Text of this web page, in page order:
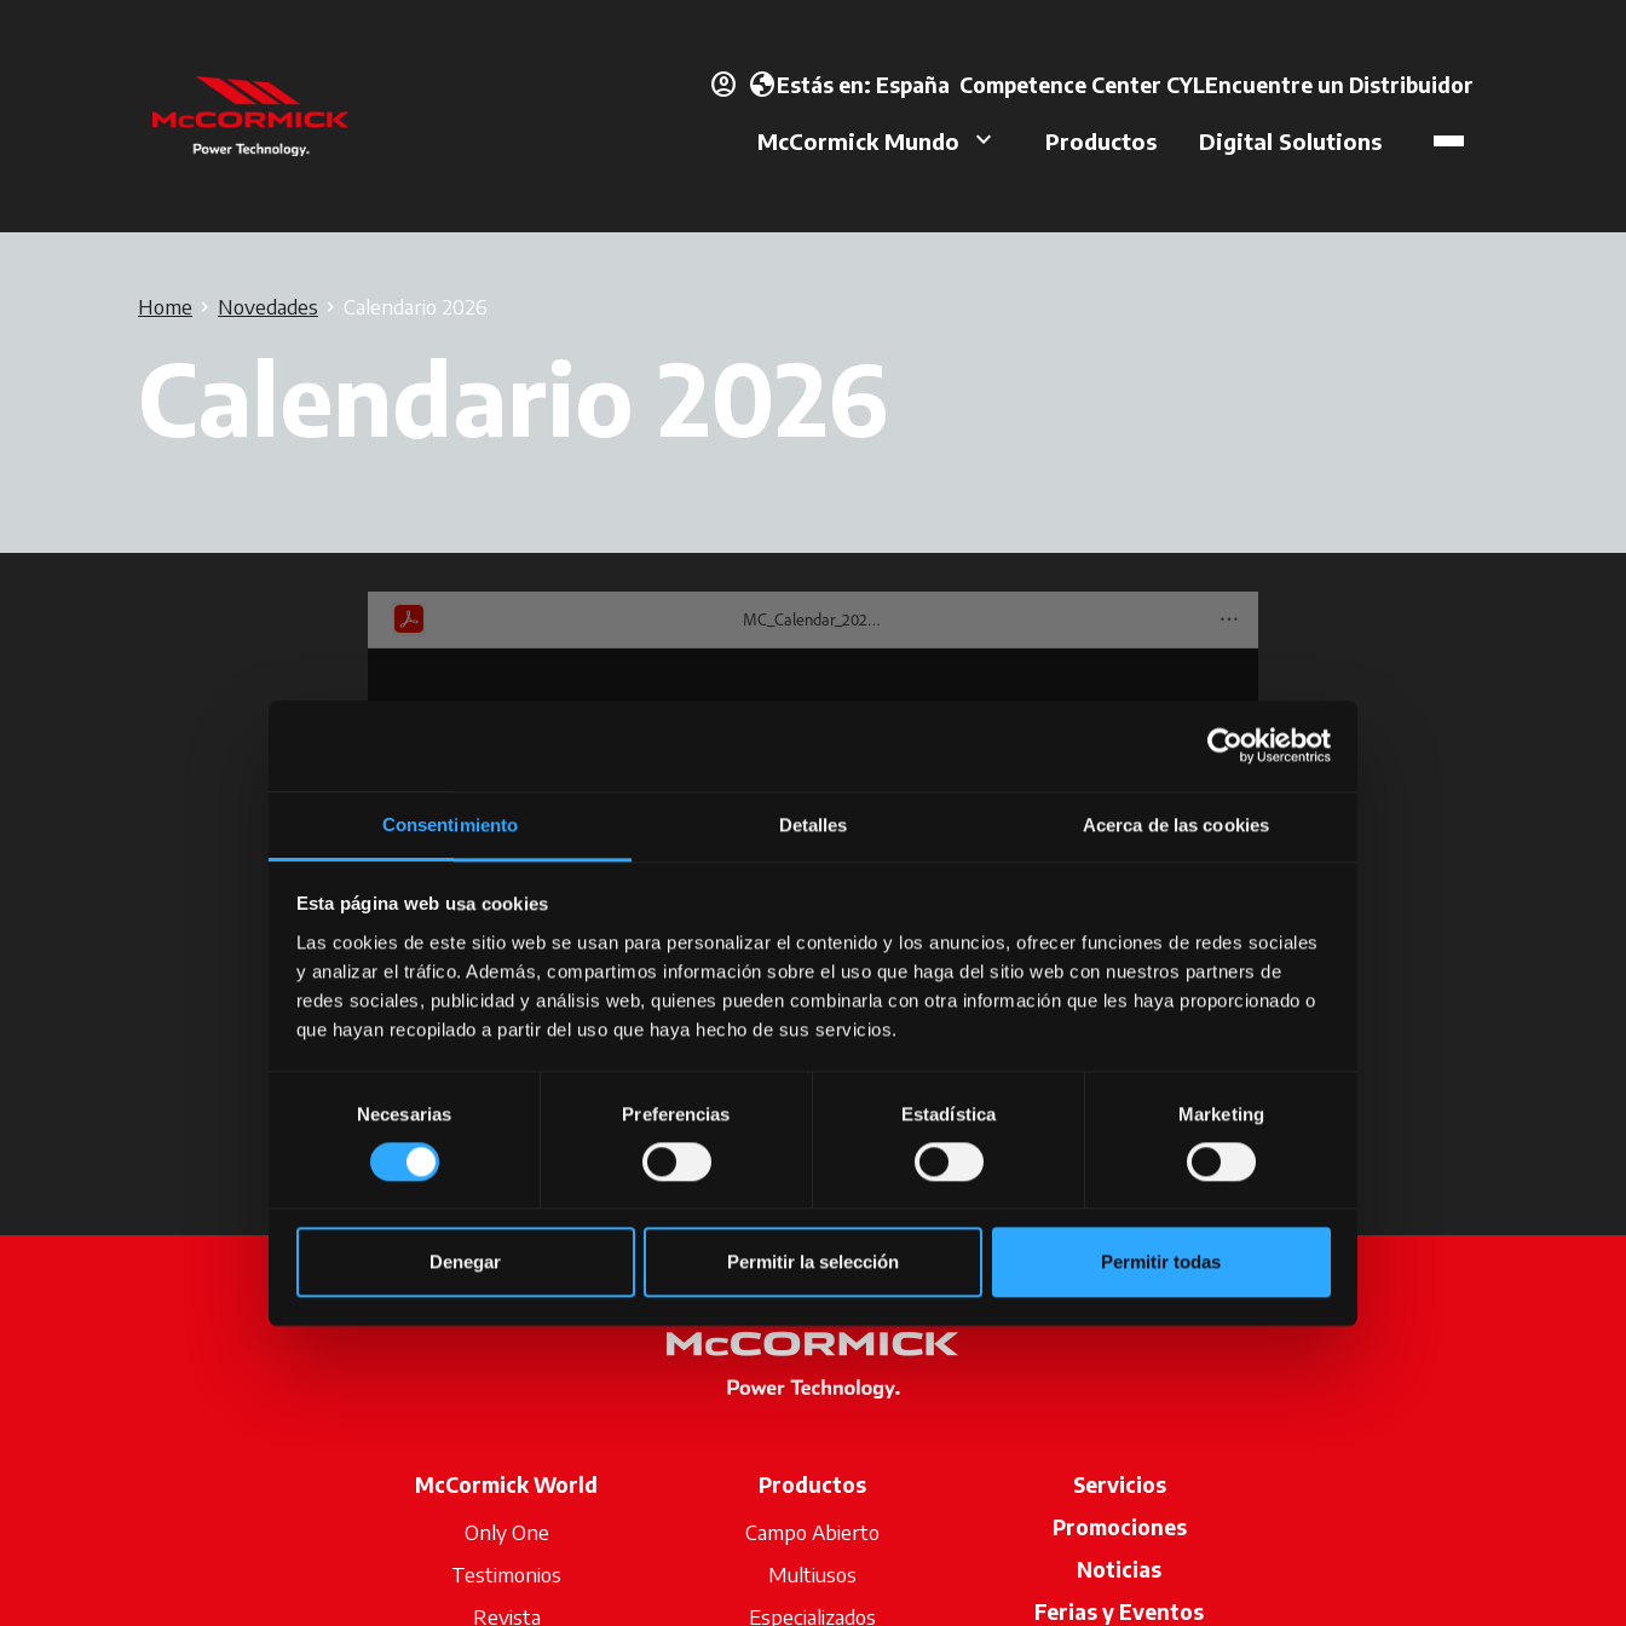
Consentimiento Detalles Acerca de las cookies
Esta página web usa cookies
Las cookies de este sitio web se usan para personalizar el contenido y los anuncios, ofrecer funciones de redes sociales
y analizar el tráfico. Además, compartimos información sobre el uso que haga del sitio web con nuestros partners de
redes sociales, publicidad y análisis web, quienes pueden combinarla con otra información que les haya proporcionado o
que hayan recopilado a partir del uso que haya hecho de sus servicios.
consentimiento
Necesarias Preferencias Estadística Marketing
Denegar Permitir la selección Permitir todas
account_circle se abre en una pestaña nueva
globeEstás en: España Competence Center CYLEncuentre un Distribuidor
McCormick Mundo keyboard_arrow_down Productos Digital Solutions
Home Novedades Calendario 2026
Calendario 2026
McCormick World
Only One
Testimonios
Revista
Productos
Campo Abierto
Multiusos
Especializados
Servicios
Promociones
Noticias
Ferias y Eventos